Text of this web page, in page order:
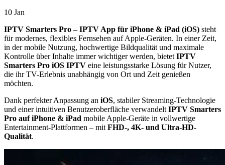
10 Jan
IPTV Smarters Pro – IPTV App für iPhone & iPad (iOS) steht
für modernes, flexibles Fernsehen auf Apple-Geräten. In einer Zeit,
in der mobile Nutzung, hochwertige Bildqualität und maximale
Kontrolle über Inhalte immer wichtiger werden, bietet IPTV
Smarters Pro iOS IPTV eine leistungsstarke Lösung für Nutzer,
die ihr TV-Erlebnis unabhängig von Ort und Zeit genießen
möchten.
Dank perfekter Anpassung an iOS, stabiler Streaming-Technologie
und einer intuitiven Benutzeroberfläche verwandelt IPTV Smarters
Pro auf iPhone & iPad mobile Apple-Geräte in vollwertige
Entertainment-Plattformen – mit FHD-, 4K- und Ultra-HD-
Qualität.